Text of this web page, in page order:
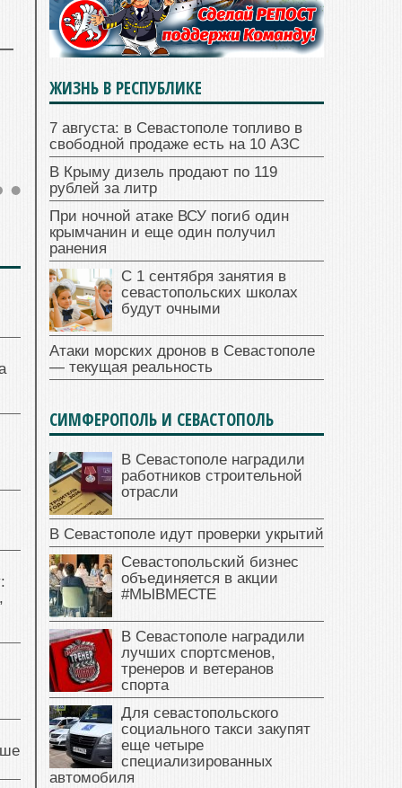
ЖИЗНЬ В РЕСПУБЛИКЕ
7 августа: в Севастополе топливо в
свободной продаже есть на 10 АЗС
В Крыму дизель продают по 119
рублей за литр
При ночной атаке ВСУ погиб один
крымчанин и еще один получил
ранения
С 1 сентября занятия в
севастопольских школах
будут очными
Атаки морских дронов в Севастополе
— текущая реальность
СИМФЕРОПОЛЬ И СЕВАСТОПОЛЬ
В Севастополе наградили
работников строительной
отрасли
В Севастополе идут проверки укрытий
Севастопольский бизнес
объединяется в акции
#МЫВМЕСТЕ
В Севастополе наградили
лучших спортсменов,
тренеров и ветеранов
спорта
Для севастопольского
социального такси закупят
еще четыре
специализированных
автомобиля